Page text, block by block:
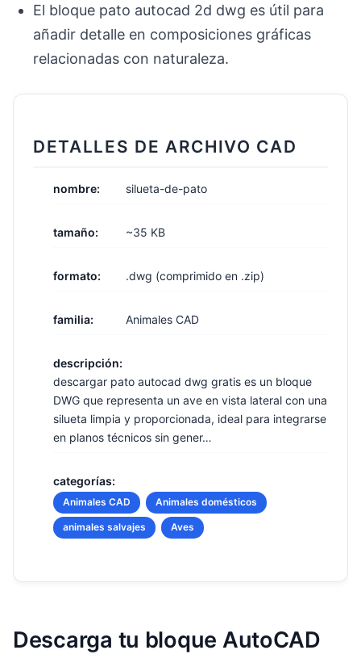
El bloque pato autocad 2d dwg es útil para
añadir detalle en composiciones gráficas
relacionadas con naturaleza.
DETALLES DE ARCHIVO CAD
nombre: silueta-de-pato
tamaño: ~35 KB
formato: .dwg (comprimido en .zip)
familia: Animales CAD
descripción:
descargar pato autocad dwg gratis es un bloque
DWG que representa un ave en vista lateral con una
silueta limpia y proporcionada, ideal para integrarse
en planos técnicos sin gener…
categorías:
Animales CAD Animales domésticos
animales salvajes Aves
Descarga tu bloque AutoCAD